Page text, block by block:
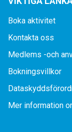
Boka aktivitet
Kontakta oss
Medlems -och
Bokningsvillkor
Mer information